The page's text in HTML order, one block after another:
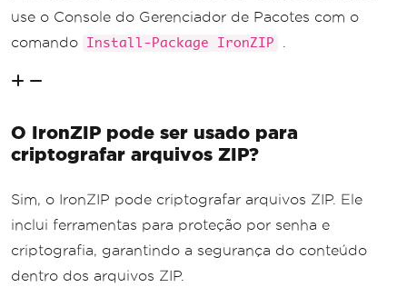
use o Console do Gerenciador de Pacotes com o
comando
Install-Package IronZIP
O IronZIP pode ser usado para
criptografar arquivos ZIP?
Sim, o IronZIP pode criptografar arquivos ZIP. Ele
inclui ferramentas para proteção por senha e
criptografia, garantindo a segurança do conteúdo
dentro dos arquivos ZIP.